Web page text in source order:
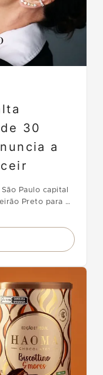
30
a
Paulo capital
Preto para o